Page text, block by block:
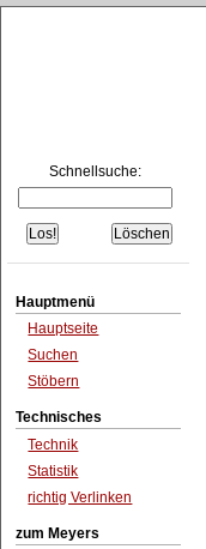
Schnellsuche:
Hauptmenü
Hauptseite
Suchen
Stöbern
Technisches
Technik
Statistik
richtig Verlinken
zum Meyers